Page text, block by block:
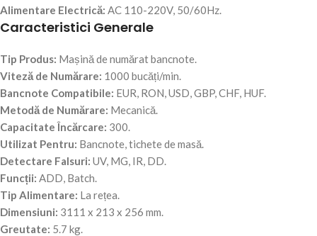
Alimentare Electrică: AC 110-220V, 50/60Hz.
Caracteristici Generale
Tip Produs: Mașină de numărat bancnote.
Viteză de Numărare: 1000 bucăți/min.
Bancnote Compatibile: EUR, RON, USD, GBP, CHF, HUF.
Metodă de Numărare: Mecanică.
Capacitate Încărcare: 300.
Utilizat Pentru: Bancnote, tichete de masă.
Detectare Falsuri: UV, MG, IR, DD.
Funcții: ADD, Batch.
Tip Alimentare: La rețea.
Dimensiuni: 3111 x 213 x 256 mm.
Greutate: 5.7 kg.